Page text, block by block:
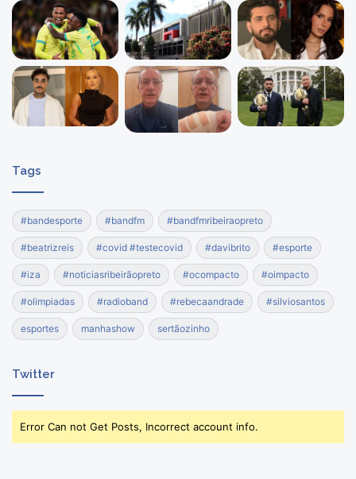
Tags
#bandesporte #bandfm #bandfmribeiraopreto
#beatrizreis #covid #testecovid #davibrito #esporte
#iza #noticiasribeirãopreto #ocompacto #oimpacto
#olimpiadas #radioband #rebecaandrade #silviosantos
esportes manhashow sertãozinho
Twitter
Error Can not Get Posts, Incorrect account info.